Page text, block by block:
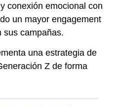
conexión emocional con
un mayor engagement
sus campañas.
una estrategia de
Z de forma